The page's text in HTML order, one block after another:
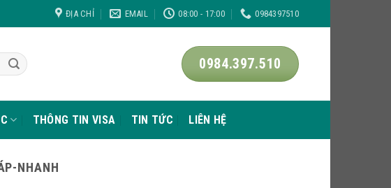
ĐỊA CHỈ EMAIL 08:00 - 17:00 0984397510
0984.397.510
THÔNG TIN VISA TIN TỨC LIÊN HỆ
NHANH